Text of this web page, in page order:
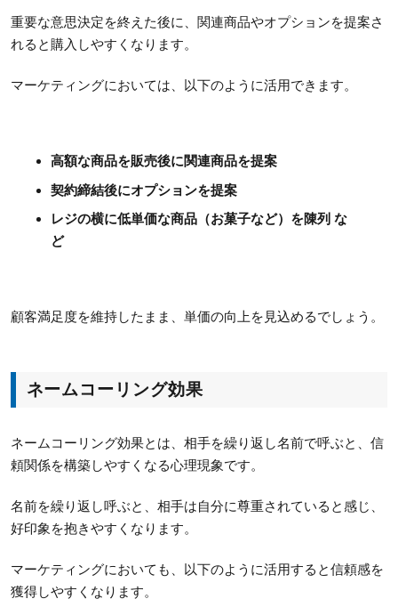
重要な意思決定を終えた後に、関連商品やオプションを提案さ
れると購入しやすくなります。
マーケティングにおいては、以下のように活用できます。
高額な商品を販売後に関連商品を提案
契約締結後にオプションを提案
レジの横に低単価な商品（お菓子など）を陳列 な
ど
顧客満足度を維持したまま、単価の向上を見込めるでしょう。
ネームコーリング効果
ネームコーリング効果とは、相手を繰り返し名前で呼ぶと、信
頼関係を構築しやすくなる心理現象です。
名前を繰り返し呼ぶと、相手は自分に尊重されていると感じ、
好印象を抱きやすくなります。
マーケティングにおいても、以下のように活用すると信頼感を
獲得しやすくなります。